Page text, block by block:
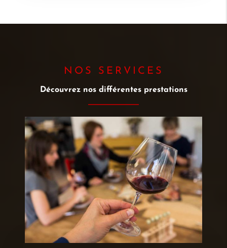
NOS SERVICES
Découvrez nos différentes prestations